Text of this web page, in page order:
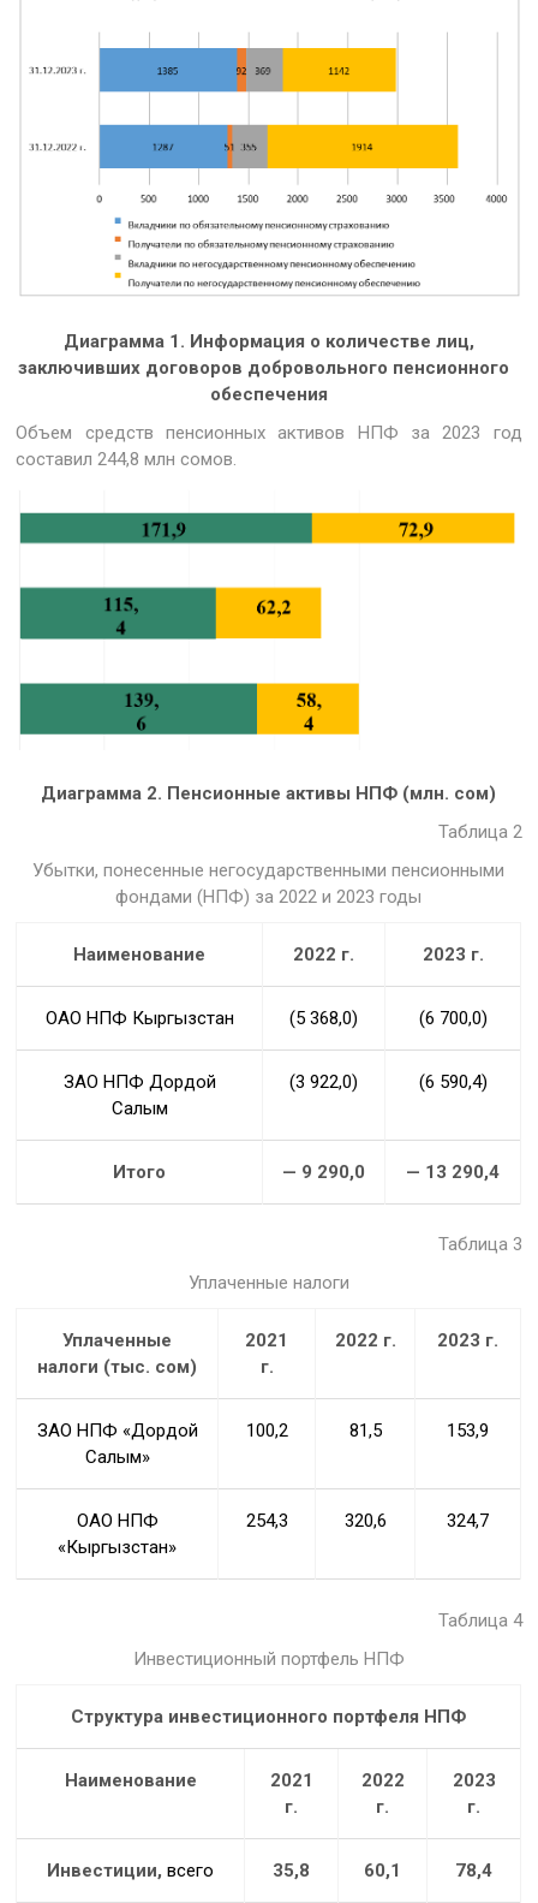
Диаграмма 1. Информация о количестве лиц,
заключивших договоров добровольного пенсионного
обеспечения
Объем средств пенсионных активов НПФ за 2023 год
составил 244,8 млн сомов.
Диаграмма 2. Пенсионные активы НПФ (млн. сом)
Таблица 2
Убытки, понесенные негосударственными пенсионными
фондами (НПФ) за 2022 и 2023 годы
Наименование 2022 г. 2023 г.
ОАО НПФ Кыргызстан (5 368,0) (6 700,0)
ЗАО НПФ Дордой
Салым
(3 922,0) (6 590,4)
Итого — 9 290,0 — 13 290,4
Таблица 3
Уплаченные налоги
Уплаченные
налоги (тыс. сом)
2021
г.
2022 г. 2023 г.
ЗАО НПФ «Дордой
Салым»
100,2 81,5 153,9
ОАО НПФ
«Кыргызстан»
254,3 320,6 324,7
Таблица 4
Инвестиционный портфель НПФ
Структура инвестиционного портфеля НПФ
Наименование
2021
г.
2022
г.
2023
г.
Инвестиции,всего 35,8 60,1 78,4